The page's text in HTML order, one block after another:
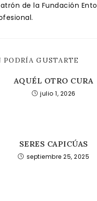
de la Fundación
PODRÍA GUSTARTE
AQUÉL OTRO CURA
julio 1, 2026
SERES CAPICÚAS
septiembre 25, 2025